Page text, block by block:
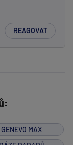
REAGOVAT
GENEVO MAX